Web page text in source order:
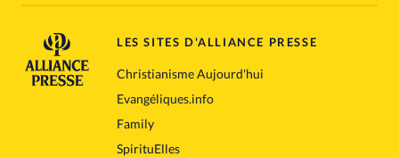
LES SITES D'ALLIANCE PRESSE
Christianisme Aujourd'hui
Evangéliques.info
Family
SpirituElles